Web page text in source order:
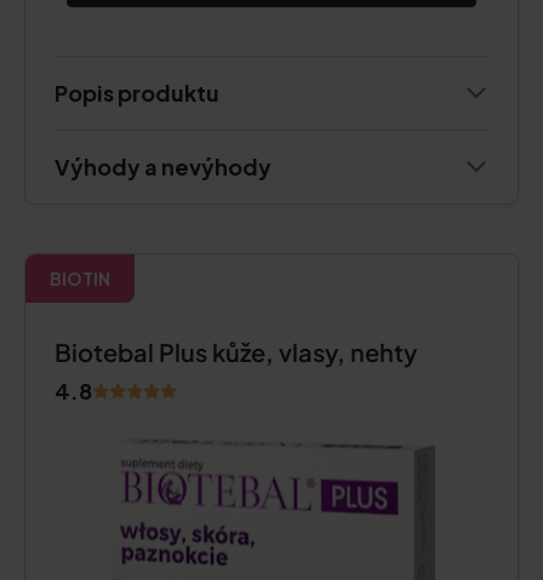
Popis produktu
Výhody a nevýhody
BIOTIN
Biotebal Plus kůže, vlasy, nehty
4.8